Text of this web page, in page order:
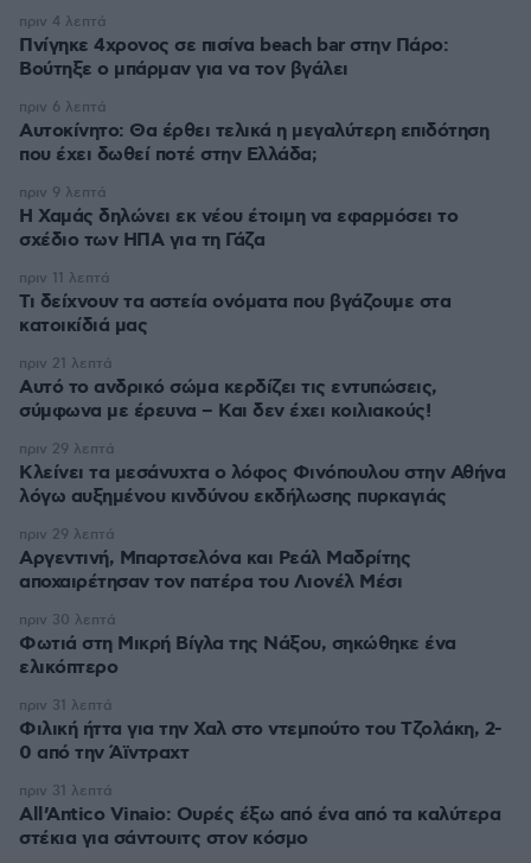
Πνίγηκε 4χρονος σε πισίνα beach bar στην Πάρο:
Βούτηξε ο μπάρμαν για να τον βγάλει
πριν 4 λεπτά
Αυτοκίνητο: Θα έρθει τελικά η μεγαλύτερη επιδότηση
που έχει δωθεί ποτέ στην Ελλάδα;
πριν 6 λεπτά
Η Χαμάς δηλώνει εκ νέου έτοιμη να εφαρμόσει το
σχέδιο των ΗΠΑ για τη Γάζα
πριν 9 λεπτά
Τι δείχνουν τα αστεία ονόματα που βγάζουμε στα
κατοικίδιά μας
πριν 11 λεπτά
Αυτό το ανδρικό σώμα κερδίζει τις εντυπώσεις,
σύμφωνα με έρευνα – Και δεν έχει κοιλιακούς!
πριν 21 λεπτά
Κλείνει τα μεσάνυχτα ο λόφος Φινόπουλου στην Αθήνα
λόγω αυξημένου κινδύνου εκδήλωσης πυρκαγιάς
πριν 29 λεπτά
Αργεντινή, Μπαρτσελόνα και Ρεάλ Μαδρίτης
αποχαιρέτησαν τον πατέρα του Λιονέλ Μέσι
πριν 29 λεπτά
Φωτιά στη Μικρή Βίγλα της Νάξου, σηκώθηκε ένα
ελικόπτερο
πριν 30 λεπτά
Φιλική ήττα για την Χαλ στο ντεμπούτο του Τζολάκη, 2-
0 από την Άϊντραχτ
πριν 31 λεπτά
All’Antico Vinaio: Ουρές έξω από ένα από τα καλύτερα
στέκια για σάντουιτς στον κόσμο
πριν 31 λεπτά